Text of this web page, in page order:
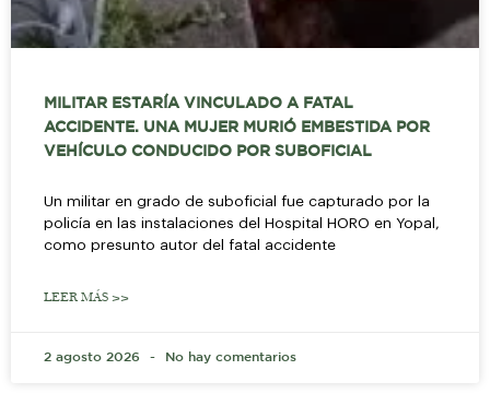
MILITAR ESTARÍA VINCULADO A FATAL
ACCIDENTE. UNA MUJER MURIÓ EMBESTIDA POR
VEHÍCULO CONDUCIDO POR SUBOFICIAL
Un militar en grado de suboficial fue capturado por la
policía en las instalaciones del Hospital HORO en Yopal,
como presunto autor del fatal accidente
LEER MÁS >>
2 agosto 2026 No hay comentarios